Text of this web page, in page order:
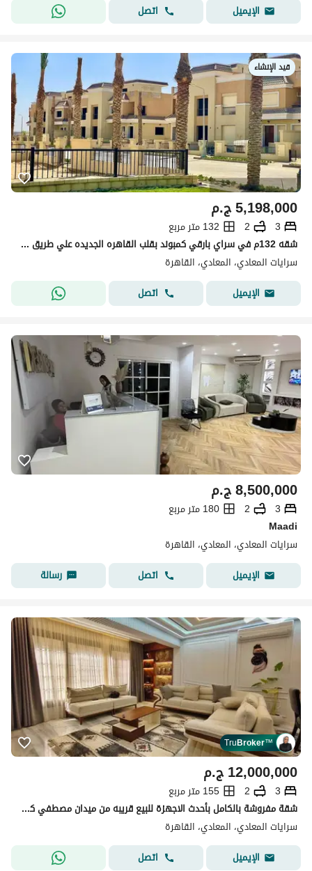
الإيميل
اتصل
قيد الإنشاء
ج.م5,198,000
3
2
132 متر مربع
شقه 132م في سراي بارقي كمبوند بقلب القاهره الجديده علي طريق السويس
سرايات المعادي، المعادي، القاهرة
الإيميل
اتصل
ج.م8,500,000
3
2
180 متر مربع
Maadi
سرايات المعادي، المعادي، القاهرة
الإيميل
اتصل رسالة
TruBroker™
ج.م12,000,000
3
2
155 متر مربع
شقة مفروشة بالكامل بأحدث الاجهزة للبيع قريبه من ميدان مصطفي كامل البيع شامل جميع محتويات الشقة .
سرايات المعادي، المعادي، القاهرة
الإيميل
اتصل